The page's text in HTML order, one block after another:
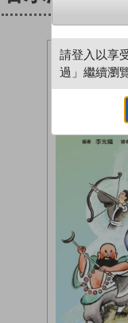
請登入以享
過」繼續瀏覽